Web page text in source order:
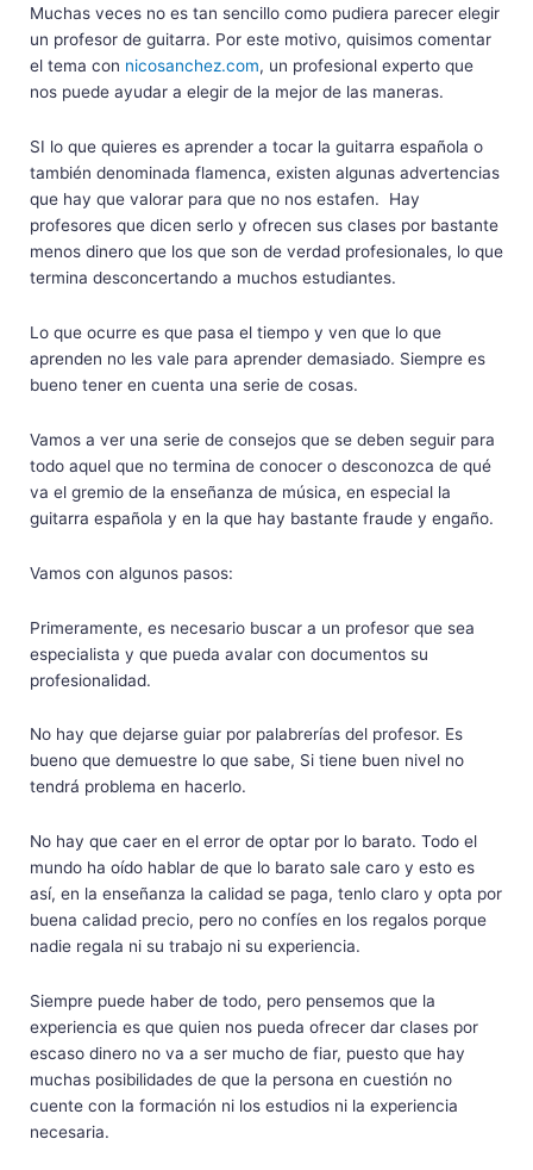
Muchas veces no es tan sencillo como pudiera parecer elegir
un profesor de guitarra. Por este motivo, quisimos comentar
el tema con nicosanchez.com, un profesional experto que
nos puede ayudar a elegir de la mejor de las maneras.
SI lo que quieres es aprender a tocar la guitarra española o
también denominada flamenca, existen algunas advertencias
que hay que valorar para que no nos estafen. Hay
profesores que dicen serlo y ofrecen sus clases por bastante
menos dinero que los que son de verdad profesionales, lo que
termina desconcertando a muchos estudiantes.
Lo que ocurre es que pasa el tiempo y ven que lo que
aprenden no les vale para aprender demasiado. Siempre es
bueno tener en cuenta una serie de cosas.
Vamos a ver una serie de consejos que se deben seguir para
todo aquel que no termina de conocer o desconozca de qué
va el gremio de la enseñanza de música, en especial la
guitarra española y en la que hay bastante fraude y engaño.
Vamos con algunos pasos:
Primeramente, es necesario buscar a un profesor que sea
especialista y que pueda avalar con documentos su
profesionalidad.
No hay que dejarse guiar por palabrerías del profesor. Es
bueno que demuestre lo que sabe, Si tiene buen nivel no
tendrá problema en hacerlo.
No hay que caer en el error de optar por lo barato. Todo el
mundo ha oído hablar de que lo barato sale caro y esto es
así, en la enseñanza la calidad se paga, tenlo claro y opta por
buena calidad precio, pero no confíes en los regalos porque
nadie regala ni su trabajo ni su experiencia.
Siempre puede haber de todo, pero pensemos que la
experiencia es que quien nos pueda ofrecer dar clases por
escaso dinero no va a ser mucho de fiar, puesto que hay
muchas posibilidades de que la persona en cuestión no
cuente con la formación ni los estudios ni la experiencia
necesaria.